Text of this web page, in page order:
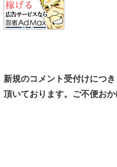
新規のコメント受付けにつ
頂いております。ご不便おか